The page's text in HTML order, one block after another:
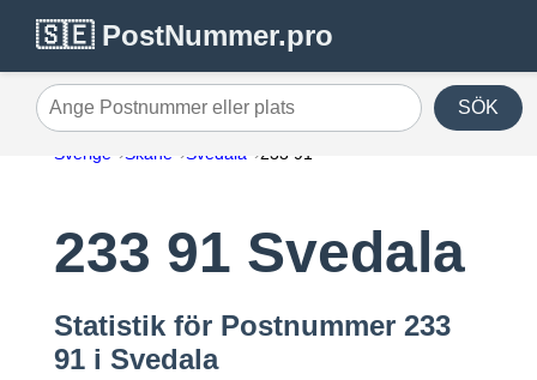
🇸🇪 PostNummer.pro
Ange Postnummer eller plats SÖK
Sverige Skåne Svedala 233 91
233 91 Svedala
Statistik för Postnummer 233
91 i Svedala